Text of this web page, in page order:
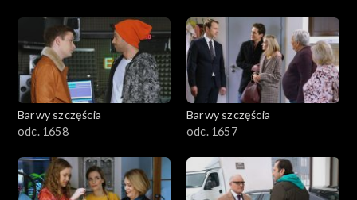
Barwy szczęścia
odc. 1658
Barwy szczęścia
odc. 1657